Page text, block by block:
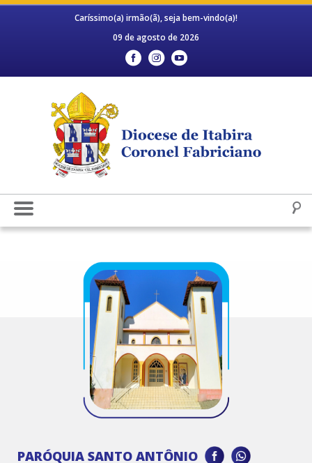
Caríssimo(a) irmão(ã), seja bem-vindo(a)!
09 de agosto de 2026
PARÓQUIA SANTO ANTÔNIO